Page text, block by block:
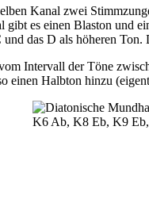
Kanal zwei
es einen Blaston und
das D als höheren Ton.
Intervall der Töne
einen Halbton hinzu